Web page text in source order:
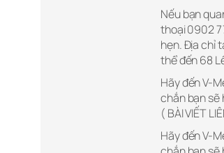
Nếu bạn
thoại 0902
hẹn. Địa chỉ
thể đến 68
Hãy đến V-
chắn bạn sẽ
( BÀI VIẾT
Hãy đến V-